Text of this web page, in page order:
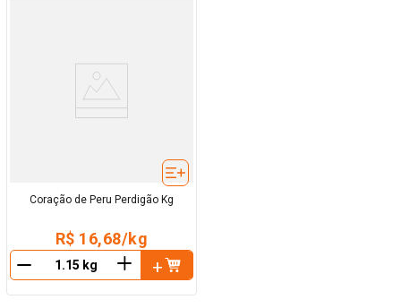
Coração de Peru Perdigão Kg
R$ 16,68/kg
＋